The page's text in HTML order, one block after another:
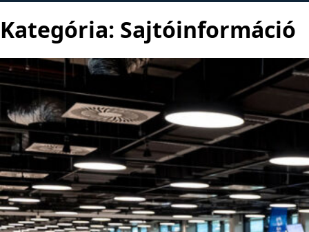
Kategória: Sajtóinformáció